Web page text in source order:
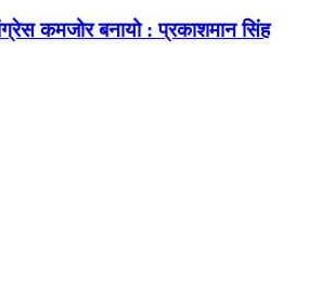
कमजोर बनायो : प्रकाशमान सिंह